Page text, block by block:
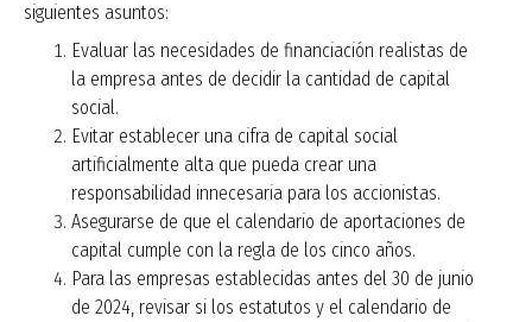
siguientes asuntos:
Evaluar las necesidades de financiación realistas de
la empresa antes de decidir la cantidad de capital
social.
Evitar establecer una cifra de capital social
artificialmente alta que pueda crear una
responsabilidad innecesaria para los accionistas.
Asegurarse de que el calendario de aportaciones de
capital cumple con la regla de los cinco años.
Para las empresas establecidas antes del 30 de junio
de 2024, revisar si los estatutos y el calendario de